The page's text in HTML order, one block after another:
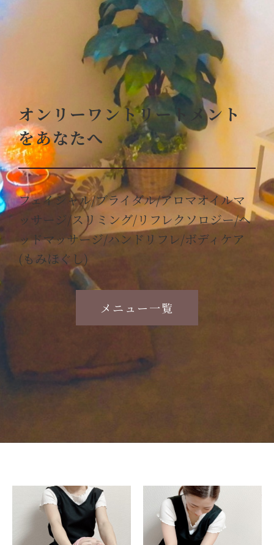
オンリーワントリートメント
をあなたへ
フェイシャル/ブライダル/アロマオイルマ
ッサージ/スリミング/リフレクソロジー/ヘ
ッドマッサージ/ハンドリフレ/ボディケア
(もみほぐし)
メニュー一覧